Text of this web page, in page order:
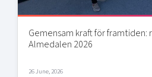
Gemensam kraft för framtiden:
Almedalen 2026
26 June, 2026